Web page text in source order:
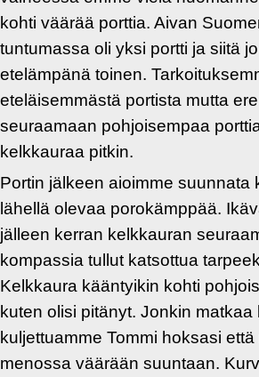
kohti väärää porttia. Aivan
tuntumassa oli yksi portti ja siitä
etelämpänä toinen.
eteläisemmästä portista mutta
seuraamaan pohjoisempaa
kelkkauraa pitkin.
Portin jälkeen aioimme suunnata
lähellä olevaa porokämppää.
jälleen kerran kelkkauran
kompassia tullut katsottua
Kelkkaura kääntyikin kohti
kuten olisi pitänyt. Jonkin matkaa
kuljettuamme Tommi hoksasi
menossa väärään suuntaan.